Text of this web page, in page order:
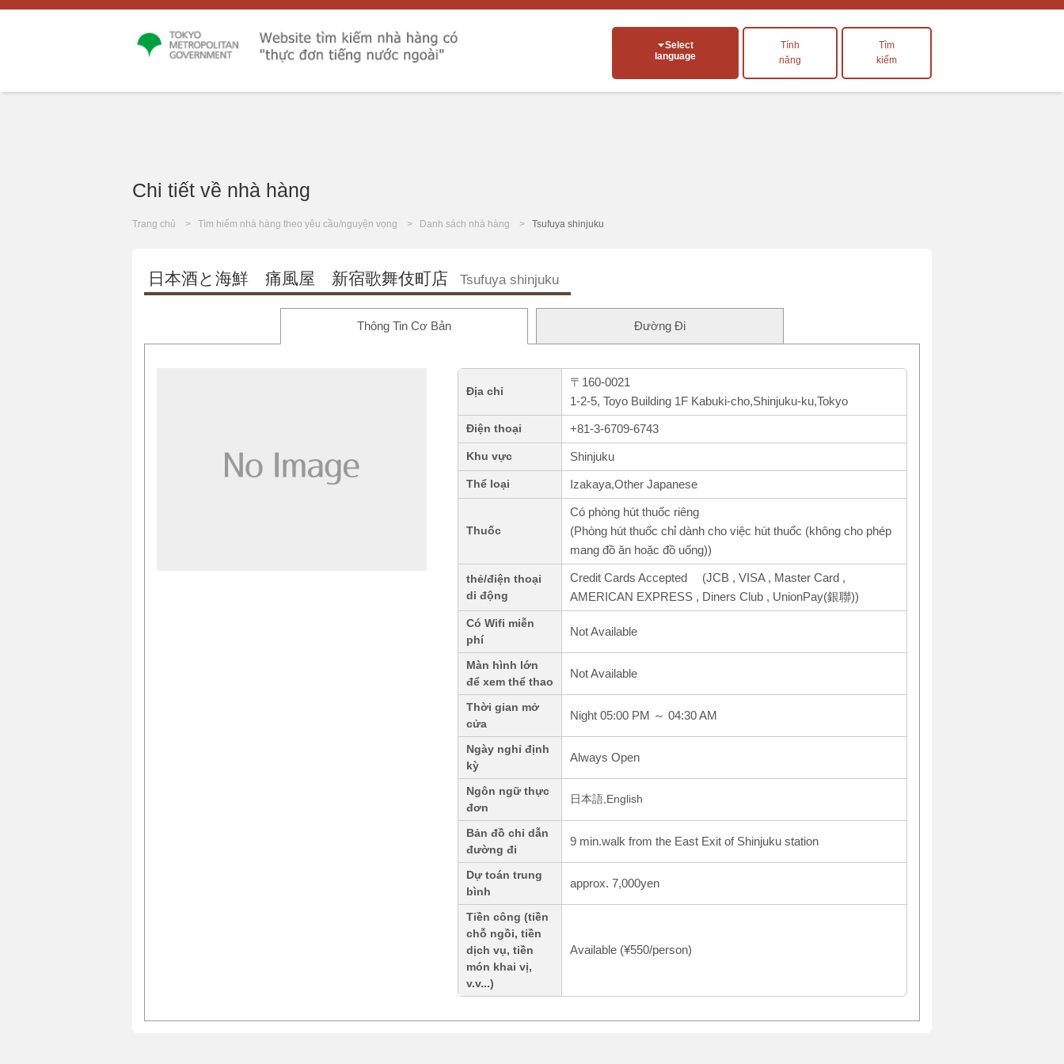
Select
language
Tính
năng
Tìm
kiếm
Chi tiết về nhà hàng
Trang chủ Tìm hiếm nhà hàng theo yêu cầu/nguyện vọng Danh sách nhà hàng Tsufuya shinjuku
日本酒と海鮮 痛風屋 新宿歌舞伎町店 Tsufuya shinjuku
Thông Tin Cơ Bản Đường Đi
Địa chỉ
〒160-0021
1-2-5, Toyo Building 1F Kabuki-cho,Shinjuku-ku,Tokyo
Điện thoại +81-3-6709-6743
Khu vực Shinjuku
Thể loại Izakaya,Other Japanese
Thuốc
Có phòng hút thuốc riêng
(Phòng hút thuốc chỉ dành cho việc hút thuốc (không cho phép
mang đồ ăn hoặc đồ uống))
thẻ/điện thoại
di động
Credit Cards Accepted (JCB , VISA , Master Card ,
AMERICAN EXPRESS , Diners Club , UnionPay(銀聯))
Có Wifi miễn
phí
Not Available
Màn hình lớn
để xem thể thao
Not Available
Thời gian mở
cửa
Night 05:00 PM ～ 04:30 AM
Ngày nghỉ định
kỳ
Always Open
Ngôn ngữ thực
đơn
日本語,English
Bản đồ chỉ dẫn
đường đi
9 min.walk from the East Exit of Shinjuku station
Dự toán trung
bình
approx. 7,000yen
Tiền công (tiền
chỗ ngồi, tiền
dịch vụ, tiền
món khai vị,
v.v...)
Available (¥550/person)